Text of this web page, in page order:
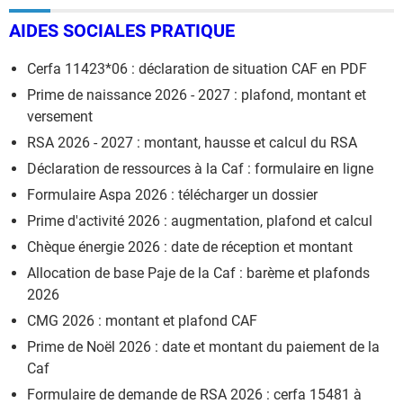
AIDES SOCIALES PRATIQUE
Cerfa 11423*06 : déclaration de situation CAF en PDF
Prime de naissance 2026 - 2027 : plafond, montant et
versement
RSA 2026 - 2027 : montant, hausse et calcul du RSA
Déclaration de ressources à la Caf : formulaire en ligne
Formulaire Aspa 2026 : télécharger un dossier
Prime d'activité 2026 : augmentation, plafond et calcul
Chèque énergie 2026 : date de réception et montant
Allocation de base Paje de la Caf : barème et plafonds
2026
CMG 2026 : montant et plafond CAF
Prime de Noël 2026 : date et montant du paiement de la
Caf
Formulaire de demande de RSA 2026 : cerfa 15481 à